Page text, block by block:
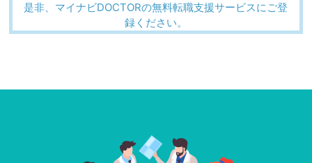
是非、マイナビDOCTORの無料転職支援サービスにご登
録ください。